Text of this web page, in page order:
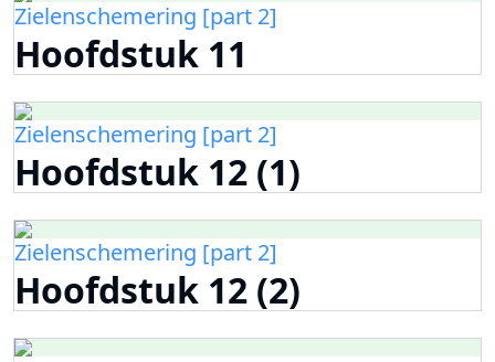
Zielenschemering [part 2]
Hoofdstuk 11
Zielenschemering [part 2]
Hoofdstuk 12 (1)
Zielenschemering [part 2]
Hoofdstuk 12 (2)